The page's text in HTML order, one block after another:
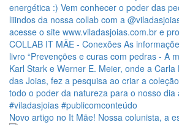
Novo artigo no It Mãe! Nossa colunista, a